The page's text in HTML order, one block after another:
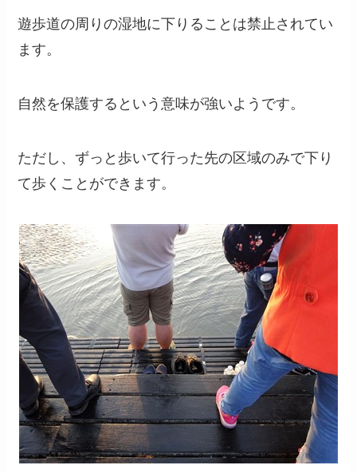
遊歩道の周りの湿地に下りることは禁止されてい
ます。
自然を保護するという意味が強いようです。
ただし、ずっと歩いて行った先の区域のみで下り
て歩くことができます。